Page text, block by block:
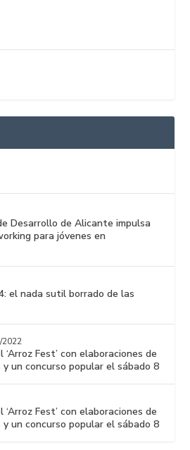
Desarrollo de Alicante impulsa
para jóvenes en
el nada sutil borrado de las
2022
Fest’ con elaboraciones de
un concurso popular el sábado 8
Fest’ con elaboraciones de
un concurso popular el sábado 8